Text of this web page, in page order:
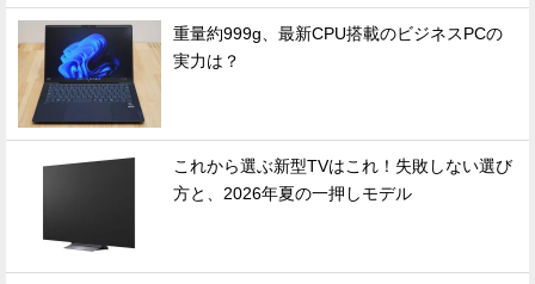
重量約999g、最新CPU搭載のビジネスPCの
実力は？
これから選ぶ新型TVはこれ！失敗しない選び
方と、2026年夏の一押しモデル